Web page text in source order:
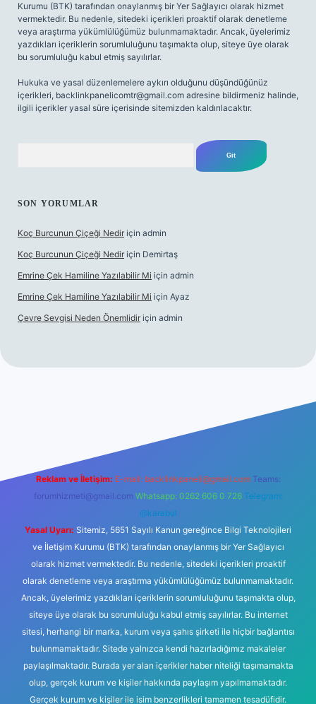
Kurumu (BTK) tarafından onaylanmış bir Yer Sağlayıcı olarak hizmet
vermektedir. Bu nedenle, sitedeki içerikleri proaktif olarak denetleme
veya araştırma yükümlülüğümüz bulunmamaktadır. Ancak, üyelerimiz
yazdıkları içeriklerin sorumluluğunu taşımakta olup, siteye üye olarak
bu sorumluluğu kabul etmiş sayılırlar.
Hukuka ve yasal düzenlemelere aykırı olduğunu düşündüğünüz
içerikleri, backlinkpanelicomtr@gmail.com adresine bildirmeniz halinde,
ilgili içerikler yasal süre içerisinde sitemizden kaldırılacaktır.
SON YORUMLAR
Koç Burcunun Çiçeği Nedir için admin
Koç Burcunun Çiçeği Nedir için Demirtaş
Emrine Çek Hamiline Yazılabilir Mi için admin
Emrine Çek Hamiline Yazılabilir Mi için Ayaz
Çevre Sevgisi Neden Önemlidir için admin
Reklam ve İletişim: E-mail: backlinkpaneli@gmail.com Teams:
forumhizmeti@gmail.com Whatsapp: 0262 606 0 726 Telegram:
@karabul
Yasal Uyarı: Sitemiz, 5651 Sayılı Kanun gereğince Bilgi Teknolojileri
ve İletişim Kurumu (BTK) tarafından onaylanmış bir Yer Sağlayıcı
olarak hizmet vermektedir. Bu nedenle, sitedeki içerikleri proaktif
olarak denetleme veya araştırma yükümlülüğümüz bulunmamaktadır.
Ancak, üyelerimiz yazdıkları içeriklerin sorumluluğunu taşımakta olup,
siteye üye olarak bu sorumluluğu kabul etmiş sayılırlar. Bu internet
sitesi, herhangi bir marka, kurum veya şahıs şirketi ile hiçbir bağlantısı
bulunmamaktadır. Sitede yalnızca kendi hazırladığımız makaleler
paylaşılmaktadır. Burada yer alan içerikler haber niteliği taşımamakta
olup, gerçek kurum ve kişiler hakkında paylaşım yapılmamaktadır.
Gerçek kurum ve kişiler ile isim benzerlikleri tamamen tesadüfidir.